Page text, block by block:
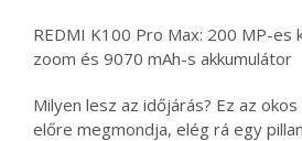
REDMI K100 Pro Max: 200 MP-es
zoom és 9070 mAh-s akkumulátor
Milyen lesz az időjárás? Ez az
előre megmondja, elég rá egy